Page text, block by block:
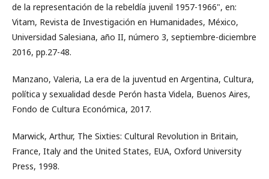
de la representación de la rebeldía juvenil 1957-1966", en:
Vitam, Revista de Investigación en Humanidades, México,
Universidad Salesiana, año II, número 3, septiembre-diciembre
2016, pp.27-48.
Manzano, Valeria, La era de la juventud en Argentina, Cultura,
política y sexualidad desde Perón hasta Videla, Buenos Aires,
Fondo de Cultura Económica, 2017.
Marwick, Arthur, The Sixties: Cultural Revolution in Britain,
France, Italy and the United States, EUA, Oxford University
Press, 1998.